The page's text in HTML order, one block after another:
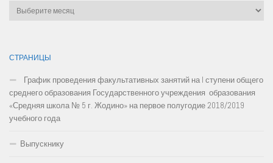
Архивы
СТРАНИЦЫ
График проведения факультативных занятий на I ступени общего
среднего образования Государственного учреждения образования
«Средняя школа № 5 г. Жодино» на первое полугодие 2018/2019
учебного года
Выпускнику